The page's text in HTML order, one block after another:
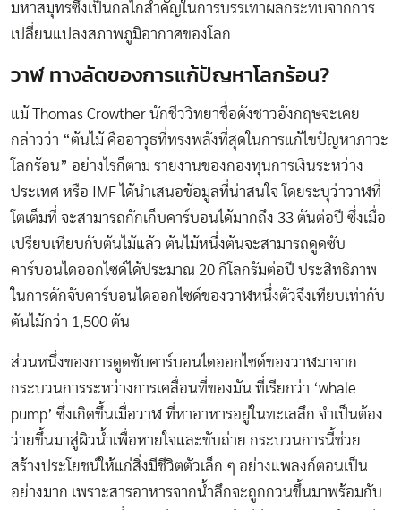
มหาสมุทรซึ่งเป็นกลไกสำคัญในการบรรเทาผลกระทบจากการ
เปลี่ยนแปลงสภาพภูมิอากาศของโลก
วาฬ ทางลัดของการแก้ปัญหาโลกร้อน?
แม้ Thomas Crowther นักชีววิทยาชื่อดังชาวอังกฤษจะเคย
กล่าวว่า “ต้นไม้ คืออาวุธที่ทรงพลังที่สุดในการแก้ไขปัญหาภาวะ
โลกร้อน” อย่างไรก็ตาม รายงานของกองทุนการเงินระหว่าง
ประเทศ หรือ IMF ได้นำเสนอข้อมูลที่น่าสนใจ โดยระบุว่าวาฬที่
โตเต็มที่ จะสามารถกักเก็บคาร์บอนได้มากถึง 33 ตันต่อปี ซึ่งเมื่อ
เปรียบเทียบกับต้นไม้แล้ว ต้นไม้หนึ่งต้นจะสามารถดูดซับ
คาร์บอนไดออกไซด์ได้ประมาณ 20 กิโลกรัมต่อปี ประสิทธิภาพ
ในการดักจับคาร์บอนไดออกไซด์ของวาฬหนึ่งตัวจึงเทียบเท่ากับ
ต้นไม้กว่า 1,500 ต้น
ส่วนหนึ่งของการดูดซับคาร์บอนไดออกไซด์ของวาฬมาจาก
กระบวนการระหว่างการเคลื่อนที่ของมัน ที่เรียกว่า ‘whale
pump’ ซึ่งเกิดขึ้นเมื่อวาฬ ที่หาอาหารอยู่ในทะเลลึก จำเป็นต้อง
ว่ายขึ้นมาสู่ผิวน้ำเพื่อหายใจและขับถ่าย กระบวนการนี้ช่วย
สร้างประโยชน์ให้แก่สิ่งมีชีวิตตัวเล็ก ๆ อย่างแพลงก์ตอนเป็น
อย่างมาก เพราะสารอาหารจากน้ำลึกจะถูกกวนขึ้นมาพร้อมกับ